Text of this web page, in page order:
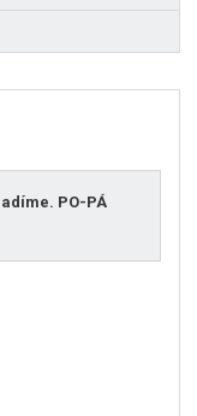
PO-PÁ